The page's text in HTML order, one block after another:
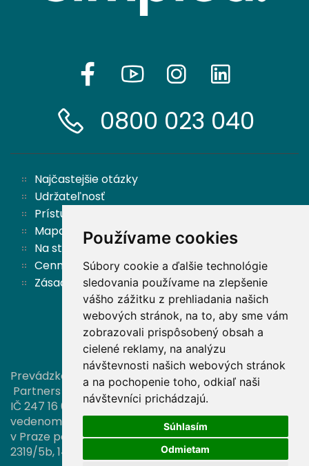
Používame cookies
Súbory cookie a ďalšie technológie
sledovania používame na zlepšenie
vášho zážitku z prehliadania našich
webových stránok, na to, aby sme vám
zobrazovali prispôsobený obsah a
cielené reklamy, na analýzu
návštevnosti našich webových stránok
a na pochopenie toho, odkiaľ naši
návštevníci prichádzajú.
Súhlasím
Odmietam
0800 023 040
Najčastejšie otázky
Udržateľnosť
Prístupnosť
Mapa stránok
Na stiahnutie
Cenník
Zásady ochrany osobných údajov a cookies
Späť hore
Prevádzkovateľom tejto stránky je spoločnosť
Partners investiční společnost, a. s.,
IČ 247 16 006, zapísaná v obchodnom registri
vedenom Městským soudem
v Praze pod sp. zn. B 16374, so sídlom Türkova
2319/5b, 149 00 Praha 4.